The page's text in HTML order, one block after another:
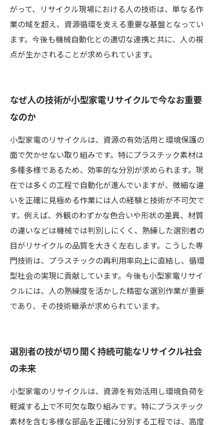
がって、リサイクル現場における人の技術は、単なる作
業の域を超え、資源循環を支える重要な基盤となってい
ます。今後も機械自動化との適切な連携と共に、人の視
点が生かされることが求められています。
なぜ人の技術が小型家電リサイクルで今なお重要
なのか
小型家電のリサイクルは、資源の有効活用と環境保護の
面で欠かせない取り組みです。特にプラスチック素材は
多種多様であるため、効率的な分別が求められます。現
在では多くの工程で自動化が進んでいますが、微細な違
いを正確に見極める作業には人の経験と技術が不可欠で
す。例えば、外観のわずかな色合いや形状の差異、材質
の違いなどは機械では判別しにくく、熟練した選別者の
目がリサイクルの品質を大きく左右します。こうした専
門技術は、プラスチックの再利用率向上に直結し、循環
型社会の実現に貢献しています。今後も小型家電リサイ
クルには、人の熟練度を活かした精密な選別作業が重要
であり、その技術継承が求められています。
選別者の技が切り開く持続可能なリサイクル社会
の未来
小型家電のリサイクルは、資源を有効活用し環境負荷を
軽減する上で不可欠な取り組みです。特にプラスチック
素材を含む多様な部品を正確に分別する工程では、高度